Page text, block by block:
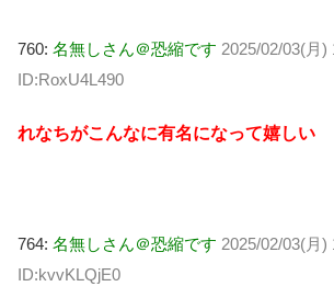
760: 名無しさん＠恐縮です 2025/02/03(月)
ID:RoxU4L490
れなちがこんなに有名になって嬉しい
764: 名無しさん＠恐縮です 2025/02/03(月)
ID:kvvKLQjE0